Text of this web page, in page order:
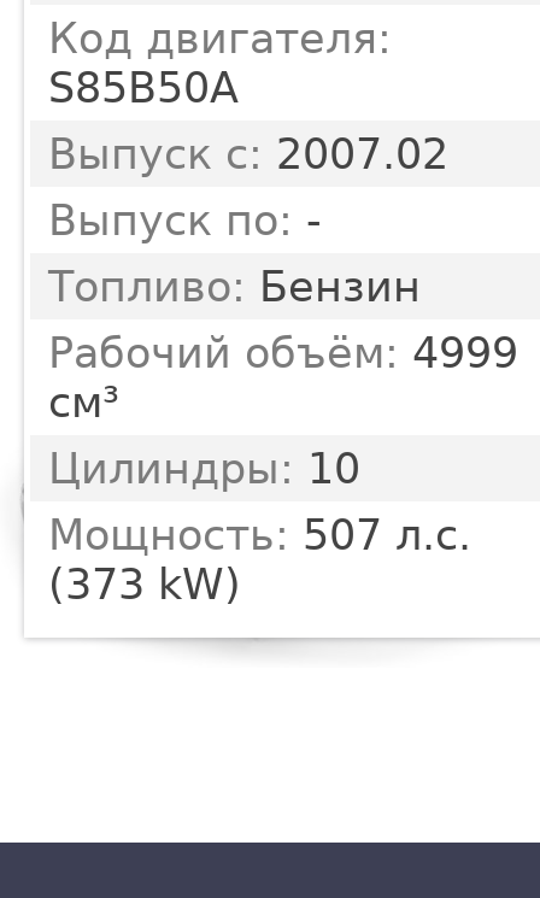
Код двигателя:
S85B50A
Выпуск с: 2007.02
Выпуск по: -
Топливо: Бензин
Рабочий объём: 4999
см³
Цилиндры: 10
Мощность: 507 л.с.
(373 kW)